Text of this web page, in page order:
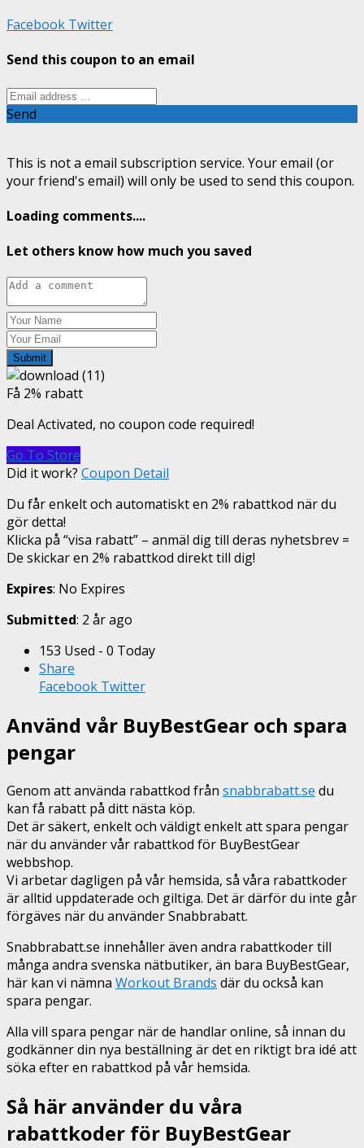
Facebook Twitter
Send this coupon to an email
Send
This is not a email subscription service. Your email (or
your friend's email) will only be used to send this coupon.
Loading comments....
Let others know how much you saved
Submit
Få 2% rabatt
Deal Activated, no coupon code required!
Go To Store
Did it work? Coupon Detail
Du får enkelt och automatiskt en 2% rabattkod när du
gör detta!
Klicka på “visa rabatt” – anmäl dig till deras nyhetsbrev =
De skickar en 2% rabattkod direkt till dig!
Expires: No Expires
Submitted: 2 år ago
153 Used - 0 Today
Share
Facebook Twitter
Använd vår BuyBestGear och spara
pengar
Genom att använda rabattkod från snabbrabatt.se du
kan få rabatt på ditt nästa köp.
Det är säkert, enkelt och väldigt enkelt att spara pengar
när du använder vår rabattkod för BuyBestGear
webbshop.
Vi arbetar dagligen på vår hemsida, så våra rabattkoder
är alltid uppdaterade och giltiga. Det är därför du inte går
förgäves när du använder Snabbrabatt.
Snabbrabatt.se innehåller även andra rabattkoder till
många andra svenska nätbutiker, än bara BuyBestGear,
här kan vi nämna Workout Brands där du också kan
spara pengar.
Alla vill spara pengar när de handlar online, så innan du
godkänner din nya beställning är det en riktigt bra idé att
söka efter en rabattkod på vår hemsida.
Så här använder du våra
rabattkoder för BuyBestGear